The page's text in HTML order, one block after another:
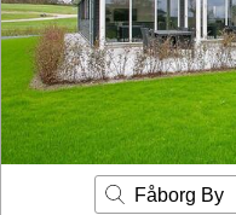
Service
Kontakt
Eier login
Fåborg By